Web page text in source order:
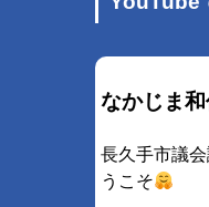
なかじま
長久手市議
うこそ